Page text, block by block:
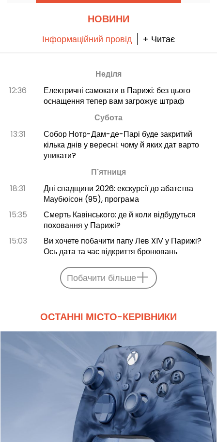
НОВИНИ
Інформаційний провід + Читає
Неділя
12:36
Електричні самокати в Парижі: без цього
оснащення тепер вам загрожує штраф
Субота
13:31
Собор Нотр-Дам-де-Парі буде закритий
кілька днів у вересні: чому й яких дат варто
уникати?
П'ятниця
18:31
Дні спадщини 2026: екскурсії до абатства
Маубюісон (95), програма
15:35
Смерть Кавінського: де й коли відбудуться
поховання у Парижі?
15:03
Ви хочете побачити папу Лев XIV у Парижі?
Ось дата та час відкриття бронювань
Побачити більше
ОСТАННІ МІСТО-КЕРІВНИКИ